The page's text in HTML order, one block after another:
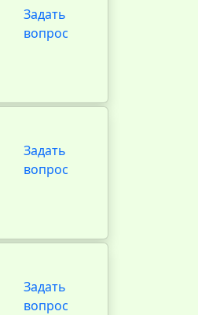
Задать
вопрос
Задать
вопрос
Задать
вопрос